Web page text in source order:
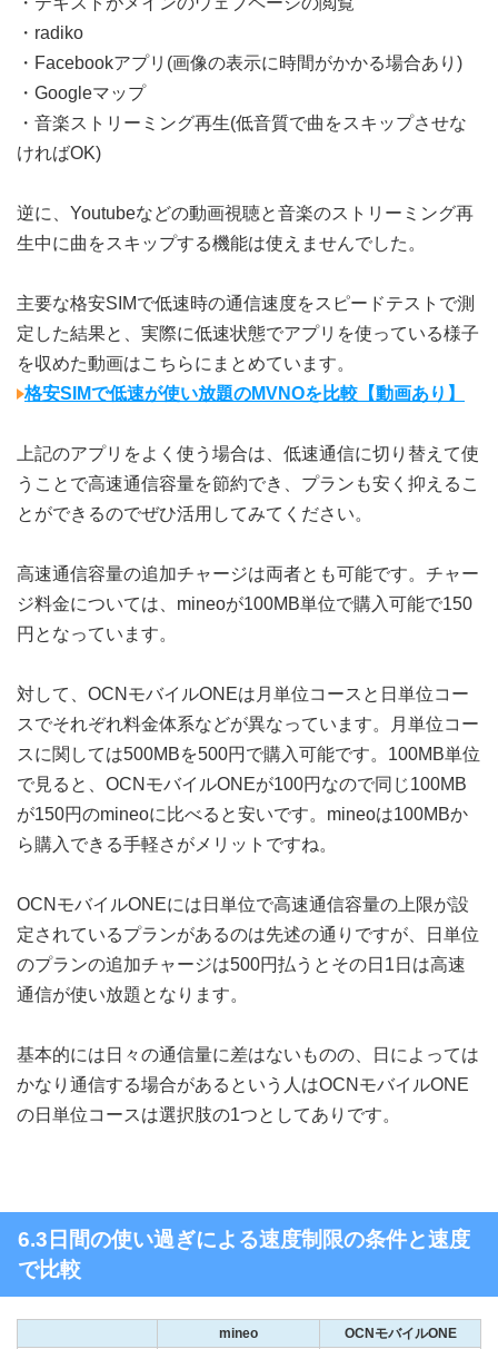
・radiko
・Facebookアプリ(画像の表示に時間がかかる場合あり)
・Googleマップ
・音楽ストリーミング再生(低音質で曲をスキップさせな
ければOK)
逆に、Youtubeなどの動画視聴と音楽のストリーミング再
生中に曲をスキップする機能は使えませんでした。
主要な格安SIMで低速時の通信速度をスピードテストで測
定した結果と、実際に低速状態でアプリを使っている様子
を収めた動画はこちらにまとめています。
格安SIMで低速が使い放題のMVNOを比較【動画あり】
上記のアプリをよく使う場合は、低速通信に切り替えて使
うことで高速通信容量を節約でき、プランも安く抑えるこ
とができるのでぜひ活用してみてください。
高速通信容量の追加チャージは両者とも可能です。チャー
ジ料金については、mineoが100MB単位で購入可能で150
円となっています。
対して、OCNモバイルONEは月単位コースと日単位コー
スでそれぞれ料金体系などが異なっています。月単位コー
スに関しては500MBを500円で購入可能です。100MB単位
で見ると、OCNモバイルONEが100円なので同じ100MB
が150円のmineoに比べると安いです。mineoは100MBか
ら購入できる手軽さがメリットですね。
OCNモバイルONEには日単位で高速通信容量の上限が設
定されているプランがあるのは先述の通りですが、日単位
のプランの追加チャージは500円払うとその日1日は高速
通信が使い放題となります。
基本的には日々の通信量に差はないものの、日によっては
かなり通信する場合があるという人はOCNモバイルONE
の日単位コースは選択肢の1つとしてありです。
6.3日間の使い過ぎによる速度制限の条件と速度
で比較
mineo
OCNモバイルONE